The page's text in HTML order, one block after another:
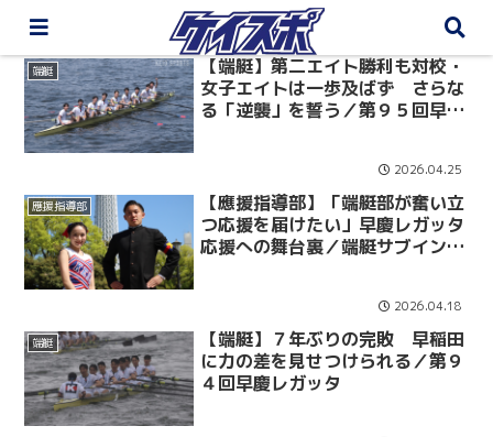
端艇
【端艇】第二エイト勝利も対校・
女子エイトは一歩及ばず さらな
る「逆襲」を誓う／第９５回早慶
2026.04.25
應援指導部
【應援指導部】「端艇部が奮い立
つ応援を届けたい」早慶レガッタ
応援への舞台裏／端艇サブインタ
2026.04.18
端艇
【端艇】７年ぶりの完敗 早稲田
に力の差を見せつけられる／第９
４回早慶レガッタ